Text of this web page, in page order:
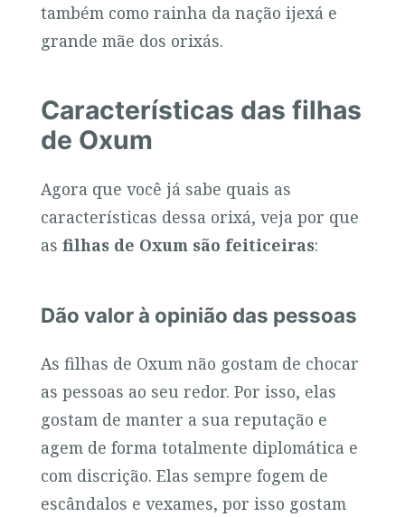
também como rainha da nação ijexá e
grande mãe dos orixás.
Características das filhas
de Oxum
Agora que você já sabe quais as
características dessa orixá, veja por que
as filhas de Oxum são feiticeiras:
Dão valor à opinião das pessoas
As filhas de Oxum não gostam de chocar
as pessoas ao seu redor. Por isso, elas
gostam de manter a sua reputação e
agem de forma totalmente diplomática e
com discrição. Elas sempre fogem de
escândalos e vexames, por isso gostam